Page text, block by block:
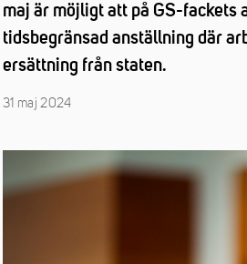
maj är möjligt att på GS-fackets
tidsbegränsad anställning där
ersättning från staten.
31 maj 2024